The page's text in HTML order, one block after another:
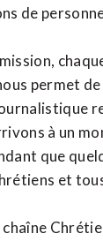
de
permet
à un
que
et